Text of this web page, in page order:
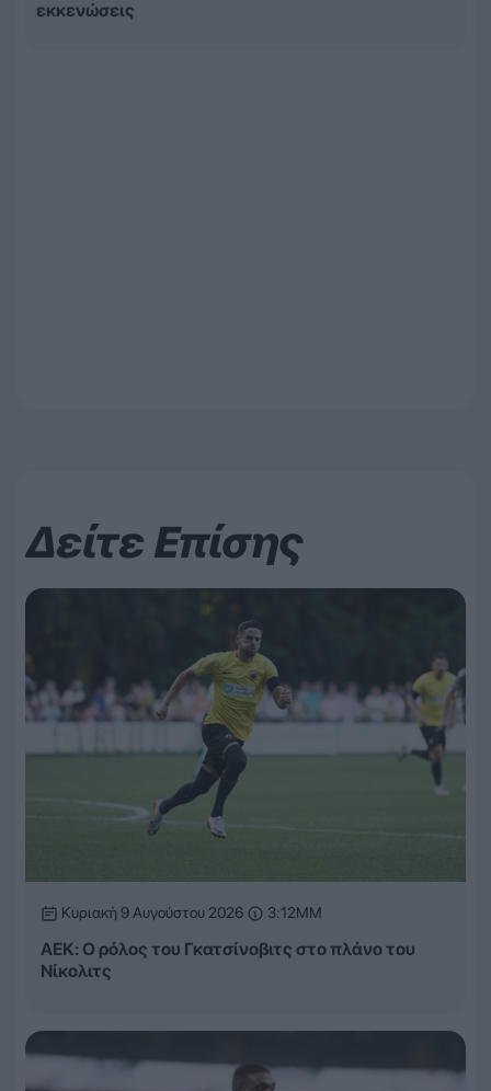
εκκενώσεις
Δείτε Επίσης
Κυριακή 9 Αυγούστου 2026 3:12ΜΜ
ΑΕΚ: Ο ρόλος του Γκατσίνοβιτς στο πλάνο του
Νίκολιτς